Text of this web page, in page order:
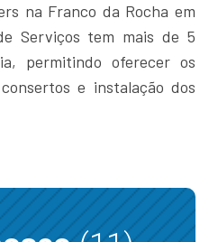
na Franco da Rocha em
Serviços tem mais de 5
permitindo oferecer os
e instalação dos